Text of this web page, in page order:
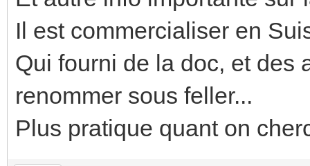
Il est commercialiser en
Qui fourni de la doc, et des
renommer sous feller...
Plus pratique quant on